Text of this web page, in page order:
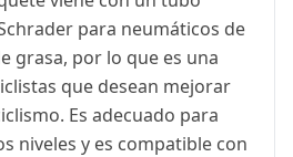
para neumáticos de
grasa, por lo que es una
que desean mejorar
Es adecuado para
niveles y es compatible con